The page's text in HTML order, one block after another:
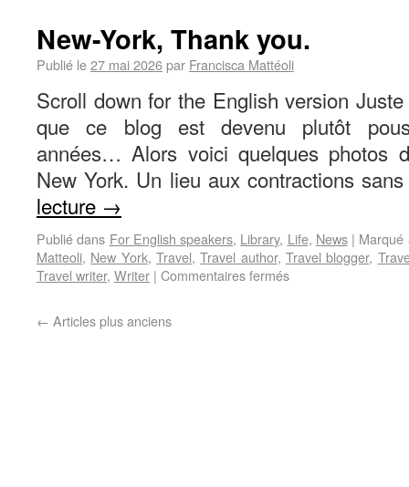
New-York, Thank you.
Publié le27 mai 2026par Francisca Mattéoli
Scroll down for the English version
que ce blog est devenu plutôt
années… Alors voici quelques photos
New York. Un lieu aux contractions
lecture →
Publié dans For English speakers, Library, Life, News | Marqué
Matteoli, New York, Travel,Travel author, Travel blogger,
Travel writer, Writer | Commentaires fermés
← Articles plus anciens